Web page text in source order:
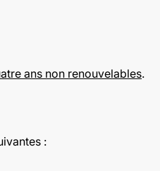
ans non renouvelables.
: